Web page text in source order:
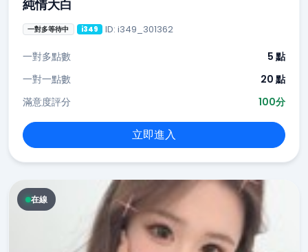
純情大白
一對多等待中 i349 ID: i349_301362
一對多點數
5 點
一對一點數
20 點
滿意度評分
100分
立即進入
在線